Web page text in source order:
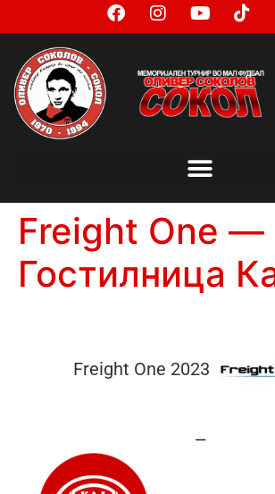
Freight One —
Гостилница
Freight One 2023
—